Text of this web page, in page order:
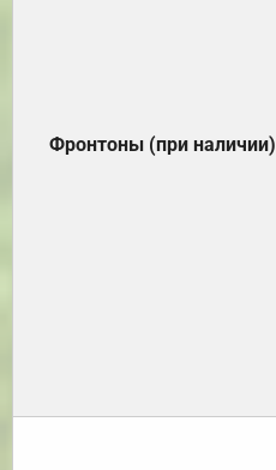
Фронтоны (при наличии)